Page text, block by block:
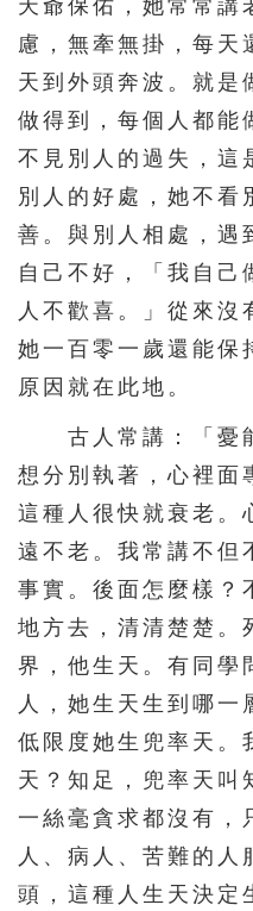
天爺保佑，她常常講
慮，無牽無掛，每天
天到外頭奔波。就是
做得到，每個人都能
不見別人的過失，這
別人的好處，她不看
善。與別人相處，遇
自己不好，「我自己
人不歡喜。」從來沒
她一百零一歲還能保
原因就在此地。
古人常講：「憂
想分別執著，心裡面
這種人很快就衰老。
遠不老。我常講不但
事實。後面怎麼樣？
地方去，清清楚楚。
界，他生天。有同學
人，她生天生到哪一
低限度她生兜率天。
天？知足，兜率天叫
一絲毫貪求都沒有，
人、病人、苦難的人
頭，這種人生天決定